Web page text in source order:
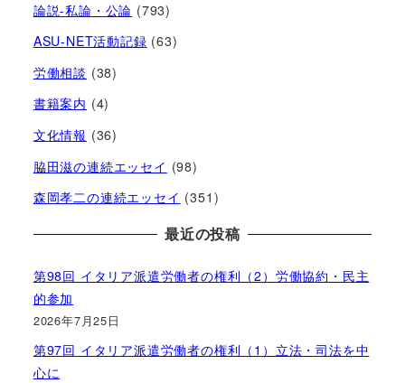
論説-私論・公論 (793)
ASU-NET活動記録 (63)
労働相談 (38)
書籍案内 (4)
文化情報 (36)
脇田滋の連続エッセイ (98)
森岡孝二の連続エッセイ (351)
最近の投稿
第98回 イタリア派遣労働者の権利（2）労働協約・民主
的参加
2026年7月25日
第97回 イタリア派遣労働者の権利（1）立法・司法を中
心に